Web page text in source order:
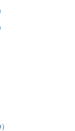
)